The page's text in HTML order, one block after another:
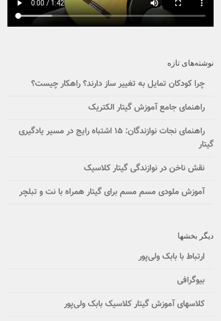
نوشته‌های تازه
چرا کودکان تمایل به تغییر ساز دارند؟ راهکار چیست؟
راهنمای جامع آموزش گیتار الکتریک
راهنمای نجات نوازندگان: ۱۵ اشتباه رایج در مسیر یادگیری
گیتار
نقش ناخن در نوازندگی گیتار کلاسیک
آموزش ملودی مسم مسم برای گیتار همراه با نت و تبلچر
دیگر بخشها
ارتباط با بابک ولی‌پور
بیوگرافی
کلاسهای آموزش گیتار کلاسیک بابک ولی‌پور